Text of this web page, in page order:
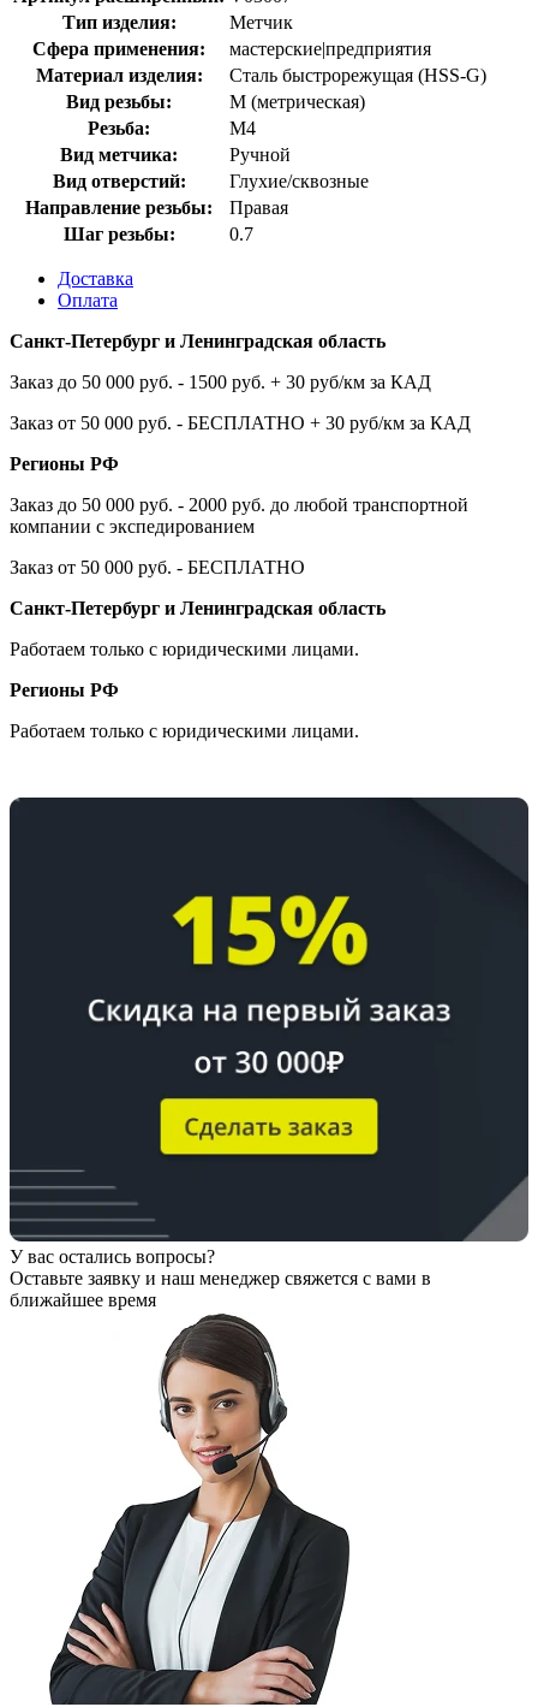
Тип изделия:
Метчик
Сфера применения:
мастерские|предприятия
Материал изделия:
Сталь быстрорежущая (HSS-G)
Вид резьбы:
M (метрическая)
Резьба:
М4
Вид метчика:
Ручной
Вид отверстий:
Глухие/сквозные
Направление резьбы:
Правая
Шаг резьбы:
0.7
Доставка
Оплата
Санкт-Петербург и Ленинградская область
Заказ до 50 000 руб. - 1500 руб. + 30 руб/км за КАД
Заказ от 50 000 руб. - БЕСПЛАТНО + 30 руб/км за КАД
Регионы РФ
Заказ до 50 000 руб. - 2000 руб. до любой транспортной
компании с экспедированием
Заказ от 50 000 руб. - БЕСПЛАТНО
Санкт-Петербург и Ленинградская область
Работаем только с юридическими лицами.
Регионы РФ
Работаем только с юридическими лицами.
У вас остались вопросы?
Оставьте заявку и наш менеджер свяжется с вами в
ближайшее время